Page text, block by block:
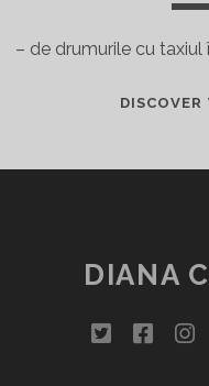
– de drumurile cu
DIANA
twitter